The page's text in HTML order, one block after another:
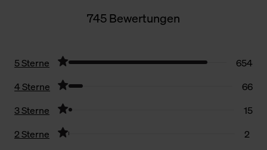
745 Bewertungen
5 Sterne
654
4 Sterne
66
3 Sterne
15
2 Sterne
2